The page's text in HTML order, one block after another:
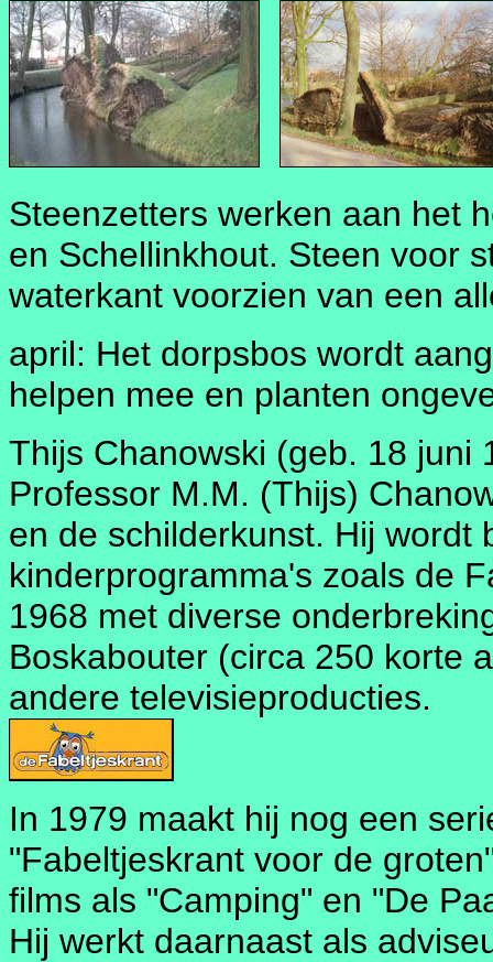
Steenzetters werken aan het
en Schellinkhout. Steen voor
waterkant voorzien van een
april: Het dorpsbos wordt
helpen mee en planten
Thijs Chanowski (geb. 18 juni
Professor M.M. (Thijs)
en de schilderkunst. Hij wordt
kinderprogramma's zoals de
1968 met diverse
Boskabouter (circa 250 korte
andere televisieproducties.
In 1979 maakt hij nog een
"Fabeltjeskrant voor de
films als "Camping" en "De
Hij werkt daarnaast als